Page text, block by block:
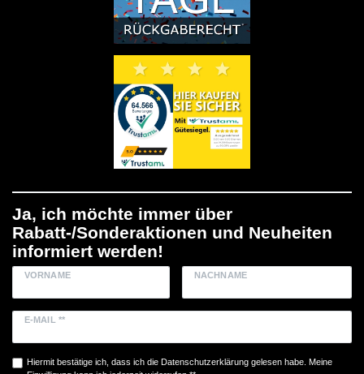
Ja, ich möchte immer über
Rabatt-/Sonderaktionen und Neuheiten
informiert werden!
VORNAME NACHNAME
E-MAIL **
Hiermit bestätige ich, dass ich die Daten­schutz­erklärunggelesen habe. Meine